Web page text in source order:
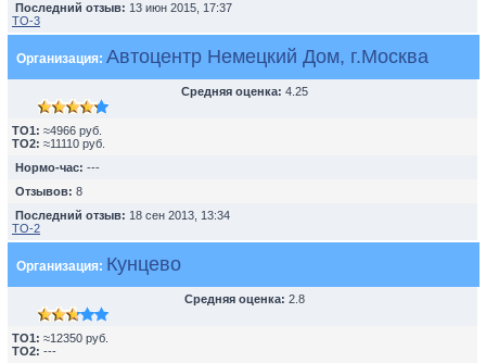
Последний отзыв: 13 июн 2015, 17:37
ТО-3
Организация: Автоцентр Немецкий Дом, г.Москва
Средняя оценка: 4.25
TO1: ≈4966 руб.
TO2: ≈11110 руб.
Нормо-час: ---
Отзывов: 8
Последний отзыв: 18 сен 2013, 13:34
TO-2
Организация: Кунцево
Средняя оценка: 2.8
TO1: ≈12350 руб.
TO2: ---